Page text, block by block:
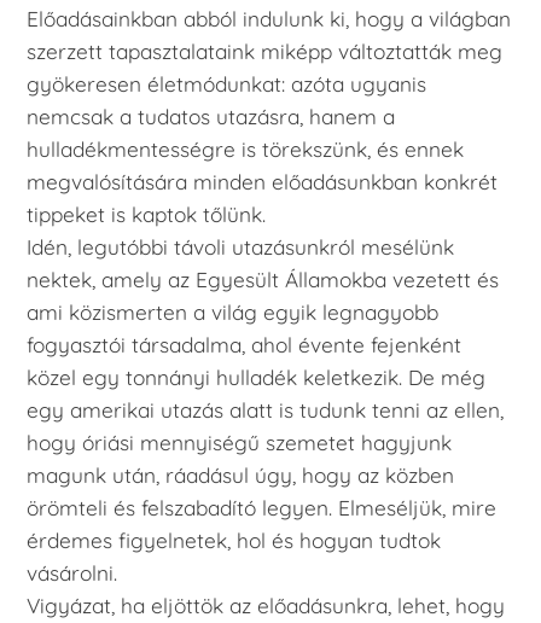
Előadásainkban abból indulunk ki, hogy a világban
szerzett tapasztalataink miképp változtatták meg
gyökeresen életmódunkat: azóta ugyanis
nemcsak a tudatos utazásra, hanem a
hulladékmentességre is törekszünk, és ennek
megvalósítására minden előadásunkban konkrét
tippeket is kaptok tőlünk.
Idén, legutóbbi távoli utazásunkról mesélünk
nektek, amely az Egyesült Államokba vezetett és
ami közismerten a világ egyik legnagyobb
fogyasztói társadalma, ahol évente fejenként
közel egy tonnányi hulladék keletkezik. De még
egy amerikai utazás alatt is tudunk tenni az ellen,
hogy óriási mennyiségű szemetet hagyjunk
magunk után, ráadásul úgy, hogy az közben
örömteli és felszabadító legyen. Elmeséljük, mire
érdemes figyelnetek, hol és hogyan tudtok
vásárolni.
Vigyázat, ha eljöttök az előadásunkra, lehet, hogy